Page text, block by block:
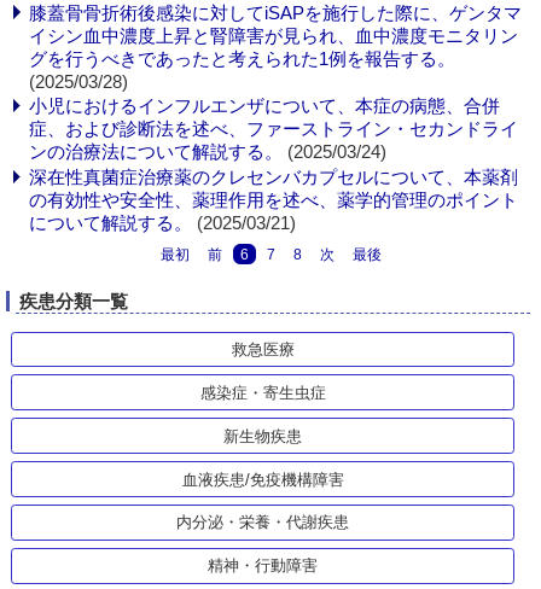
膝蓋骨骨折術後感染に対してiSAPを施行した際に、ゲンタマ
イシン血中濃度上昇と腎障害が見られ、血中濃度モニタリン
グを行うべきであったと考えられた1例を報告する。
(2025/03/28)
小児におけるインフルエンザについて、本症の病態、合併
症、および診断法を述べ、ファーストライン・セカンドライ
ンの治療法について解説する。
(2025/03/24)
深在性真菌症治療薬のクレセンバカプセルについて、本薬剤
の有効性や安全性、薬理作用を述べ、薬学的管理のポイント
について解説する。
(2025/03/21)
最初 前 6 7 8 次 最後
疾患分類一覧
救急医療
感染症・寄生虫症
新生物疾患
血液疾患/免疫機構障害
内分泌・栄養・代謝疾患
精神・行動障害